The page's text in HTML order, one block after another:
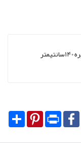
Share PinterestPrint